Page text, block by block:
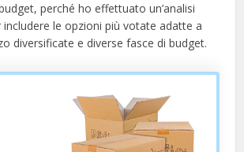
perché ho effettuato un’analisi
le opzioni più votate adatte a
diversificate e diverse fasce di budget.